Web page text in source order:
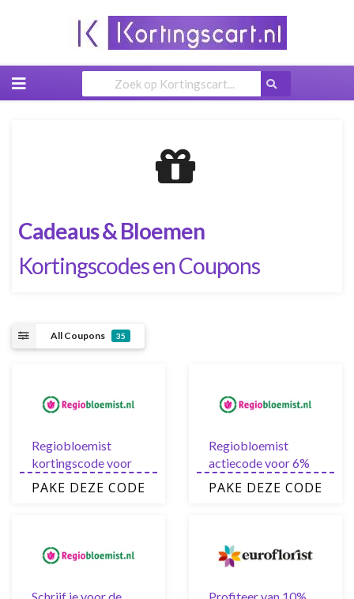
to
content
Cadeaus & Bloemen
Kortingscodes en Coupons
All Coupons 35
Regiobloemist
kortingscode voor
7% korting op je
order
PAKE DEZE CODE
Regiobloemist
actiecode voor 6%
korting op ALLE
rozen
PAKE DEZE CODE